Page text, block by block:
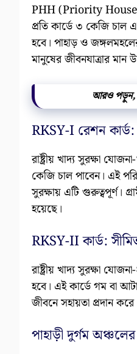
PHH (Priority
প্রতি কার্ডে ৩ কেজি চাল
হবে। পাহাড় ও জঙ্গলমহলের
মানুষের জীবনযাত্রার মান
আরও পড়ুন,
RKSY-I রেশন কার্ড:
রাষ্ট্রীয় খাদ্য সুরক্ষা
কেজি চাল পাবেন। এই
সুরক্ষায় এটি গুরুত্বপূর্ণ।
হয়েছে।
RKSY-II কার্ড:
রাষ্ট্রীয় খাদ্য সুরক্ষা
হবে। এই কার্ডে গম বা
জীবনে সহায়তা প্রদান
পাহাড়ী দুর্গম